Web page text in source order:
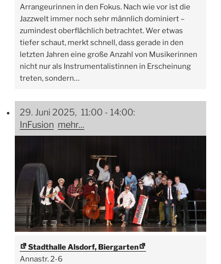
Arrangeurinnen in den Fokus. Nach wie vor ist die
Jazzwelt immer noch sehr männlich dominiert –
zumindest oberflächlich betrachtet. Wer etwas
tiefer schaut, merkt schnell, dass gerade in den
letzten Jahren eine große Anzahl von Musikerinnen
nicht nur als Instrumentalistinnen in Erscheinung
treten, sondern…
29. Juni 2025, 11:00 - 14:00:
InFusion mehr...
Stadthalle Alsdorf, Biergarten
Annastr. 2-6